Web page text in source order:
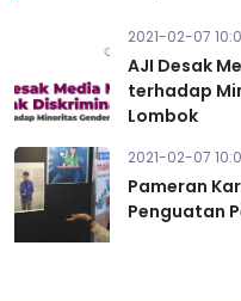
2021-02-07
AJI Desak
terhadap
Lombok
2021-02-07
Pameran
Penguatan